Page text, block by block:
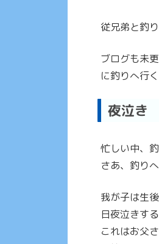
従兄弟と釣
ブログも未
に釣りへ行
夜泣き
忙しい中、
さあ、釣り
我が子は生
日夜泣きす
これはお父